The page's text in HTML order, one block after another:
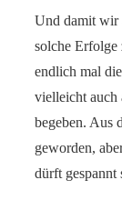
Und damit wir
solche
endlich mal
vielleicht auch
begeben. Aus
geworden,
dürft gespannt